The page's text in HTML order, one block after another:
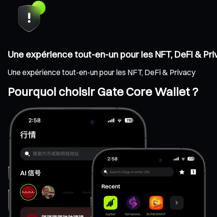
Une expérience tout-en-un pour les NFT, DeFi &
Une expérience tout-en-un pour les NFT, DeFi & Privacy
Pourquoi choisir Gate Core Wallet ?